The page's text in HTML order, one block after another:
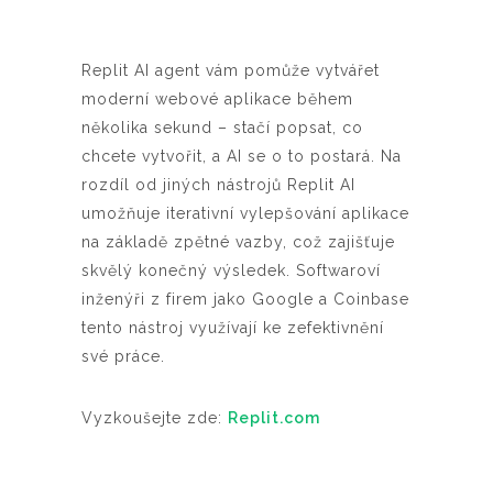
Replit AI agent vám pomůže vytvářet
moderní webové aplikace během
několika sekund – stačí popsat, co
chcete vytvořit, a AI se o to postará. Na
rozdíl od jiných nástrojů Replit AI
umožňuje iterativní vylepšování aplikace
na základě zpětné vazby, což zajišťuje
skvělý konečný výsledek. Softwaroví
inženýři z firem jako Google a Coinbase
tento nástroj využívají ke zefektivnění
své práce.
Vyzkoušejte zde: Replit.com